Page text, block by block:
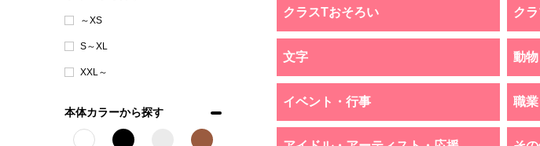
～XS
S～XL
XXL～
本体カラーから探す
クラスTおそろい ク
文字 動物
イベント・行事 職業